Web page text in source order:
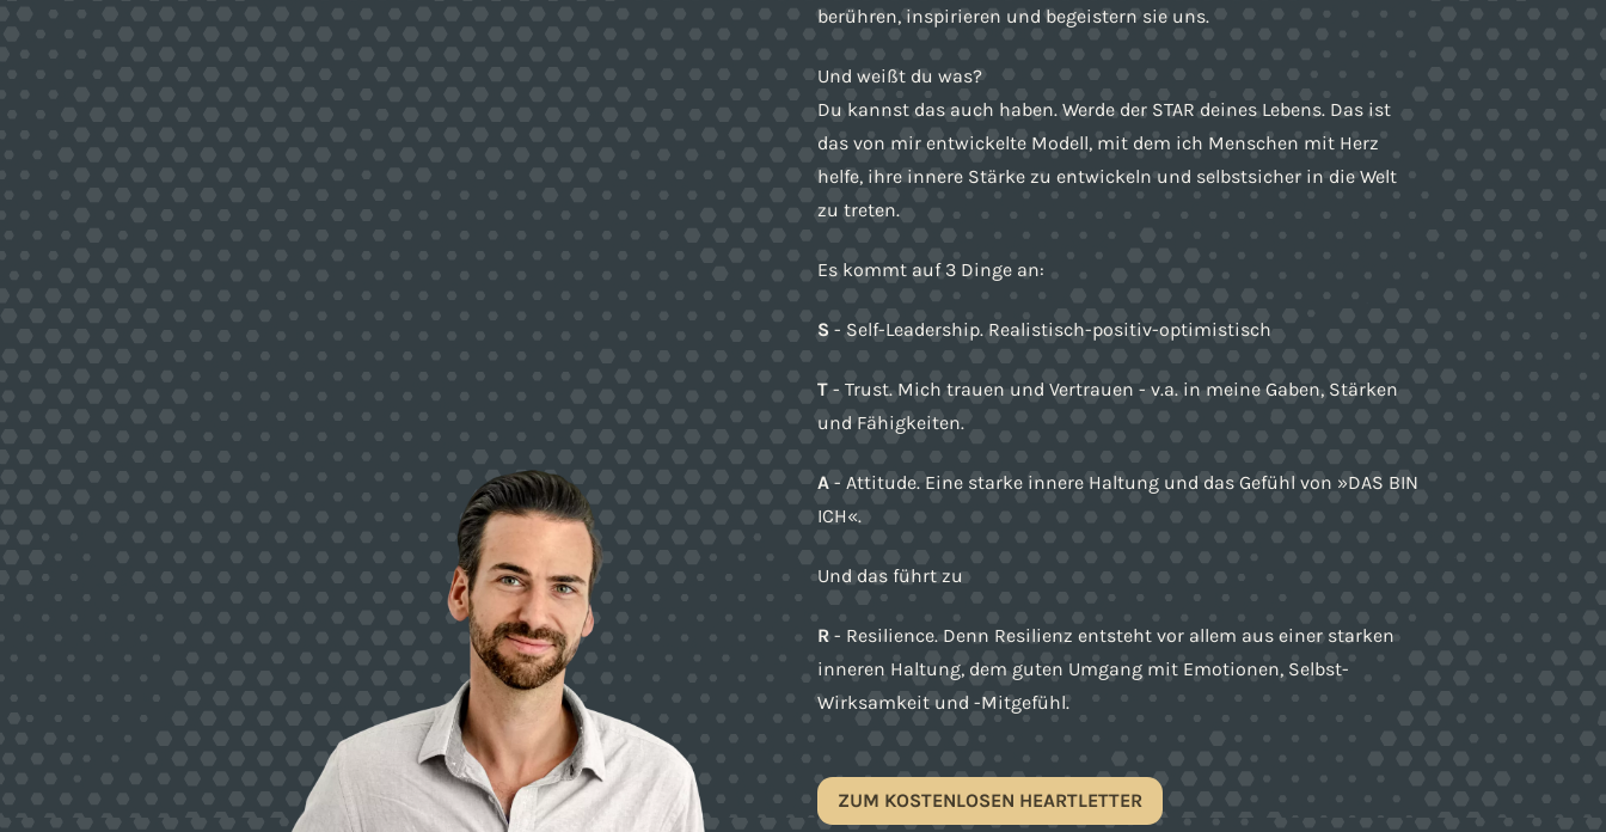
berühren, inspirieren und begeistern sie uns.
Und weißt du was?
Du kannst das auch haben. Werde der STAR deines Lebens. Das ist
das von mir entwickelte Modell, mit dem ich Menschen mit Herz
helfe, ihre innere Stärke zu entwickeln und selbstsicher in die Welt
zu treten.
Es kommt auf 3 Dinge an:
S - Self-Leadership. Realistisch-positiv-optimistisch
T - Trust. Mich trauen und Vertrauen - v.a. in meine Gaben, Stärken
und Fähigkeiten.
A - Attitude. Eine starke innere Haltung und das Gefühl von »DAS BIN
ICH«.
Und das führt zu
R - Resilience. Denn Resilienz entsteht vor allem aus einer starken
inneren Haltung, dem guten Umgang mit Emotionen, Selbst-
Wirksamkeit und -Mitgefühl.
ZUM KOSTENLOSEN HEARTLETTER